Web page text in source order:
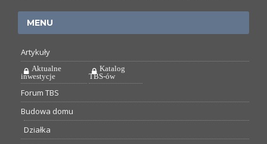
MENU
Artykuły
Aktualne
inwestycje
Katalog
TBS-ów
Forum TBS
Budowa domu
Działka